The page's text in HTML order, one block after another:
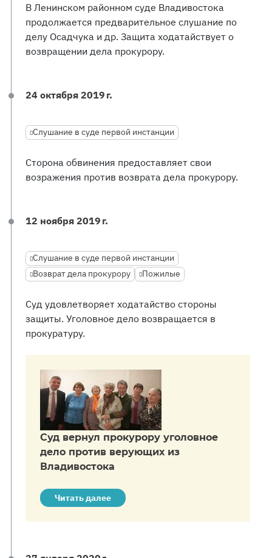
В Ленинском районном суде Владивостока
продолжается предварительное слушание по
делу Осадчука и др. Защита ходатайствует о
возвращении дела прокурору.
24 октября 2019 г.
Слушание в суде первой инстанции
Сторона обвинения предоставляет свои
возражения против возврата дела прокурору.
12 ноября 2019 г.
Слушание в суде первой инстанции
Возврат дела прокурору
Пожилые
Суд удовлетворяет ходатайство стороны
защиты. Уголовное дело возвращается в
прокуратуру.
Суд вернул прокурору уголовное
дело против верующих из
Владивостока
Читать далее